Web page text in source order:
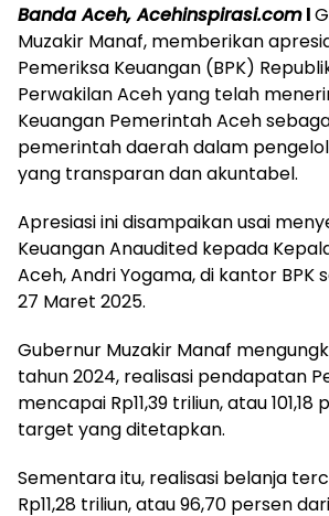
Banda Aceh, Acehinspirasi.coml
Muzakir Manaf, memberikan
Pemeriksa Keuangan (BPK)
Perwakilan Aceh yang telah
Keuangan Pemerintah Aceh
pemerintah daerah dalam
yang transparan dan akuntabel.
Apresiasi ini disampaikan usai
Keuangan Anaudited kepada
Aceh, Andri Yogama, di kantor BPK
27 Maret 2025.
Gubernur Muzakir Manaf
tahun 2024, realisasi pendapatan
mencapai Rp11,39 triliun, atau 101,18
target yang ditetapkan.
Sementara itu, realisasi belanja
Rp11,28 triliun, atau 96,70 persen